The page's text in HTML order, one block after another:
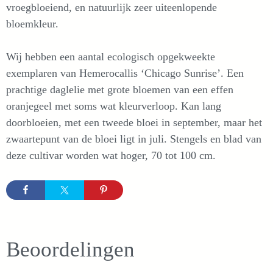
vroegbloeiend, en natuurlijk zeer uiteenlopende
bloemkleur.
Wij hebben een aantal ecologisch opgekweekte
exemplaren van Hemerocallis ‘Chicago Sunrise’. Een
prachtige daglelie met grote bloemen van een effen
oranjegeel met soms wat kleurverloop. Kan lang
doorbloeien, met een tweede bloei in september, maar het
zwaartepunt van de bloei ligt in juli. Stengels en blad van
deze cultivar worden wat hoger, 70 tot 100 cm.
Beoordelingen